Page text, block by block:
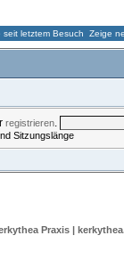
letztem Besuch Zeige
registrieren.
Sitzungslänge
Praxis |